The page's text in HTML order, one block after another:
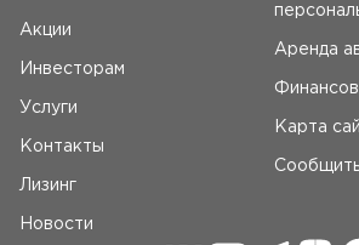
Акции
Инвесторам
Услуги
Контакты
Лизинг
Новости
Аренда
Карта